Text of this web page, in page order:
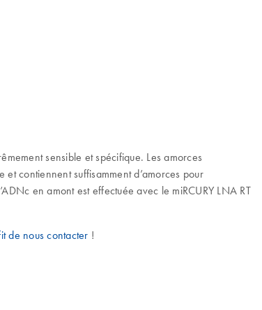
sensible et spécifique. Les amorces
contiennent suffisamment d’amorces pour
en amont est effectuée avec le miRCURY LNA RT
de nous contacter !